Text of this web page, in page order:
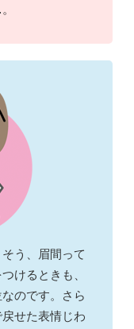
う、眉間って
けるときも、
のです。さら
戻せた表情じわ